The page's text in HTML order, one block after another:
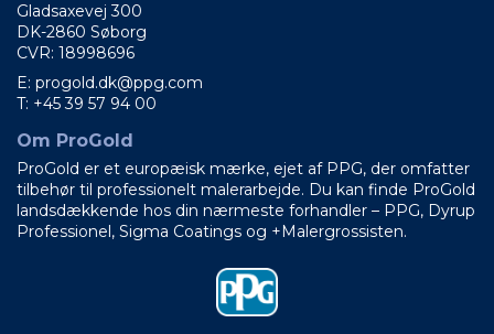
Gladsaxevej 300
DK-2860 Søborg
CVR: 18998696
E: progold.dk@ppg.com
T: +45 39 57 94 00
Om ProGold
ProGold er et europæisk mærke, ejet af PPG, der omfatter
tilbehør til professionelt malerarbejde. Du kan finde ProGold
landsdækkende hos din nærmeste forhandler – PPG, Dyrup
Professionel, Sigma Coatings og +Malergrossisten.